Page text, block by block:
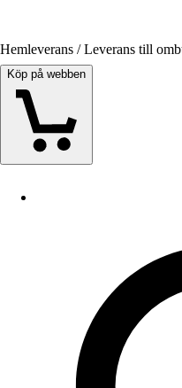
Hemleverans / Leverans till
Köp på webben